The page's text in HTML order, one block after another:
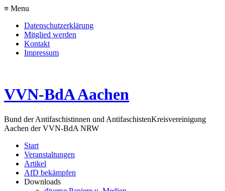
≡ Menu
Datenschutzerklärung
Mitglied werden
Kontakt
Impressum
VVN-BdA Aachen
Bund der Antifaschistinnen und AntifaschistenKreisvereinigung
Aachen der VVN-BdA NRW
Start
Veranstaltungen
Artikel
AfD bekämpfen
Downloads